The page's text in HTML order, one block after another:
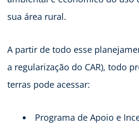
sua área rural.
A partir de todo esse
a regularização do CAR), todo
terras pode acessar:
Programa de Apoio e